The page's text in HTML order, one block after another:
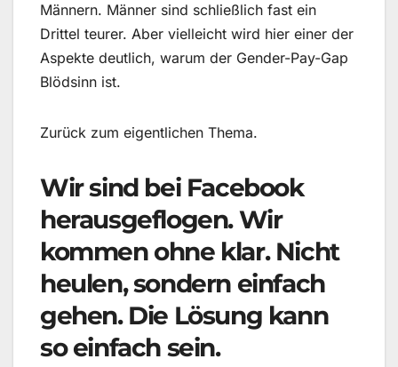
Männern. Männer sind schließlich fast ein
Drittel teurer. Aber vielleicht wird hier einer der
Aspekte deutlich, warum der Gender-Pay-Gap
Blödsinn ist.
Zurück zum eigentlichen Thema.
Wir sind bei Facebook
herausgeflogen. Wir
kommen ohne klar. Nicht
heulen, sondern einfach
gehen. Die Lösung kann
so einfach sein.